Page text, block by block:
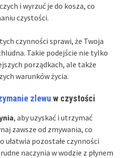
i wyrzuć je do kosza, co
czystości.
czynności sprawi, że Twoja
Takie podejście nie tylko
porządkach, ale także
warunków życia.
zlewu w czystości
, aby uzyskać i utrzymać
zawsze od zmywania, co
ułatwia pozostałe czynności
naczynia w wodzie z płynem